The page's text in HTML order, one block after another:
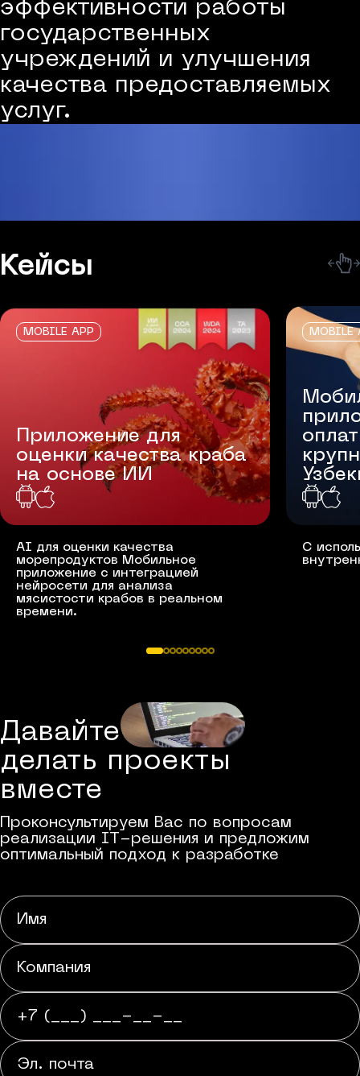
эффективности работы
государственных
учреждений и улучшения
качества предоставляемых
услуг.
Кейсы
MOBILE APP
Приложение для
оценки качества краба
на основе ИИ
AI для оценки качества
морепродуктов Мобильное
приложение с интеграцией
нейросети для анализа
мясистости крабов в реальном
времени.
MOBILE
С
Давайте
делать проекты
вместе
Проконсультируем Вас по вопросам
реализации IT-решения и предложим
оптимальный подход к разработке